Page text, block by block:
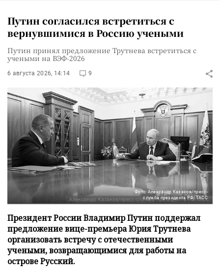
Путин согласился встретиться с
вернувшимися в Россию учеными
Путин принял предложение Трутнева встретиться с
учеными на ВЭФ-2026
6 августа 2026, 14:14 9
Фото: Александр Казаков/пресс-
служба президента РФ/ТАСС
Президент России Владимир Путин поддержал
предложение вице-премьера Юрия Трутнева
организовать встречу с отечественными
учеными, возвращающимися для работы на
острове Русский.